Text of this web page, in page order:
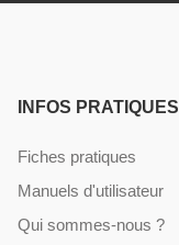
INFOS PRATIQUES
Fiches pratiques
Manuels d'utilisateur
Qui sommes-nous ?